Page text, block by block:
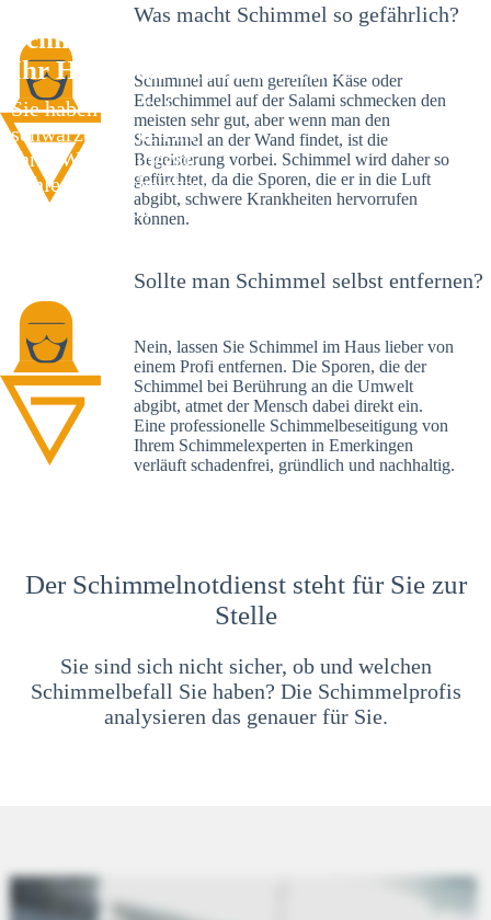
Schimmelexperte in Emerkingen –
Ihr Helfer an Ort und Stelle
Sie haben kürzlich
schwarze Flecken an
Ihrer Wand entdeckt?
Schlechte Nachrichten:
Sie haben einen
Was macht Schimmel so gefährlich?
Schimmel auf dem gereiften Käse oder
Edelschimmel auf der Salami schmecken den
meisten sehr gut, aber wenn man den
Schimmel an der Wand findet, ist die
Begeisterung vorbei. Schimmel wird daher so
gefürchtet, da die Sporen, die er in die Luft
abgibt, schwere Krankheiten hervorrufen
können.
Sollte man Schimmel selbst entfernen?
Nein, lassen Sie Schimmel im Haus lieber von
einem Profi entfernen. Die Sporen, die der
Schimmel bei Berührung an die Umwelt
abgibt, atmet der Mensch dabei direkt ein.
Eine professionelle Schimmelbeseitigung von
Ihrem Schimmelexperten in Emerkingen
verläuft schadenfrei, gründlich und nachhaltig.
Der Schimmelnotdienst steht für Sie zur
Stelle
Sie sind sich nicht sicher, ob und welchen
Schimmelbefall Sie haben? Die Schimmelprofis
analysieren das genauer für Sie.